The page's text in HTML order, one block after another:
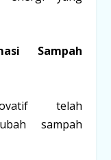
Sampah
telah
sampah